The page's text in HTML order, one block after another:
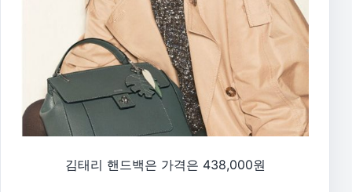
김태리 핸드백은 가격은 438,000원